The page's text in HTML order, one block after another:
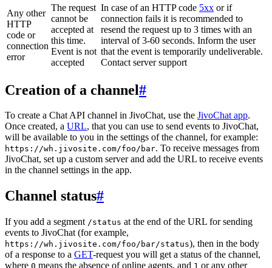
Any other
HTTP
code or
connection
error
The request
cannot be
accepted at
this time.
Event is not
accepted
In case of an HTTP code 5xx or if
connection fails it is recommended to
resend the request up to 3 times with an
interval of 3-60 seconds. Inform the user
that the event is temporarily undeliverable.
Contact server support
Creation of a channel#
To create a Chat API channel in JivoChat, use the JivoChat app.
Once created, a URL, that you can use to send events to JivoChat,
will be available to you in the settings of the channel, for example:
https://wh.jivosite.com/foo/bar. To receive messages from
JivoChat, set up a custom server and add the URL to receive events
in the channel settings in the app.
Channel status#
If you add a segment /status at the end of the URL for sending
events to JivoChat (for example,
https://wh.jivosite.com/foo/bar/status), then in the body
of a response to a GET-request you will get a status of the channel,
where 0 means the absence of online agents, and 1 or any other